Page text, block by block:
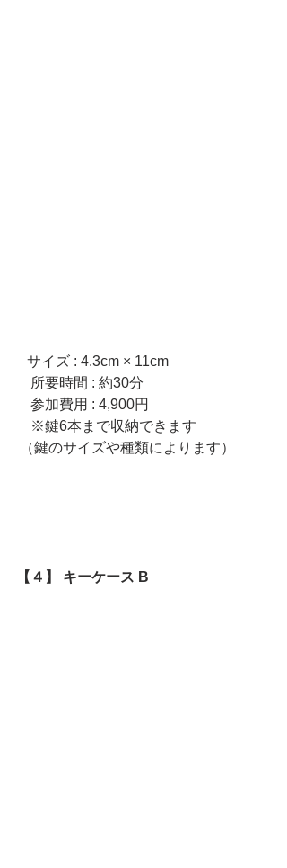
   サイズ : 4.3cm × 11cm
所要時間 : 約30分
参加費用 : 4,900円
※鍵6本まで収納できます
（鍵のサイズや種類によります）
【４】 キーケース B